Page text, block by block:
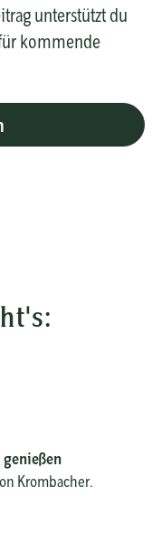
unterstützt du
kommende
genießen
Krombacher.